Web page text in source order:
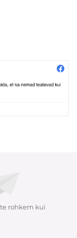
rohkem kui